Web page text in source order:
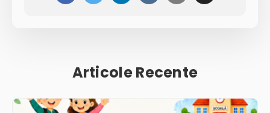
Articole Recente